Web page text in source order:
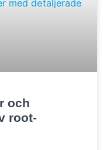
och
root-